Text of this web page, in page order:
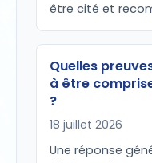
être cité et
Quelles
à être
?
18 juillet 2026
Une réponse